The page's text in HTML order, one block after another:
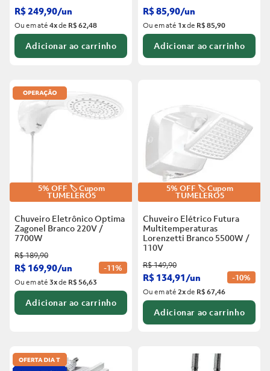
R$249,90/un
Ou em até4xde R$ 62,48
Adicionar ao carrinho
R$85,90/un
Ou em até 1xde R$ 85,90
Adicionar ao carrinho
5% OFF 🏷️ Cupom
TUMELERO5
Chuveiro Eletrônico Optima
Zagonel Branco 220V /
7700W
R$189,90
R$ 169,90/un -11%
Ou em até3xde R$ 56,63
Adicionar ao carrinho
5% OFF 🏷️ Cupom
TUMELERO5
Chuveiro Elétrico Futura
Multitemperaturas
Lorenzetti Branco 5500W /
110V
R$149,90
R$ 134,91/un -10%
Ou em até2xde R$ 67,46
Adicionar ao carrinho